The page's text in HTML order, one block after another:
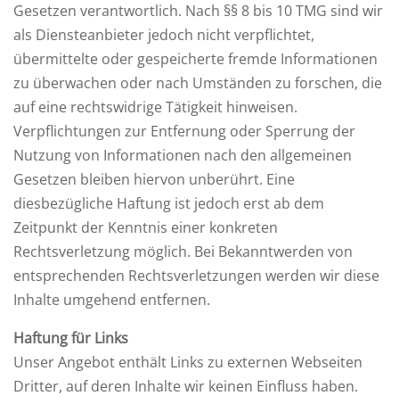
Gesetzen verantwortlich. Nach §§ 8 bis 10 TMG sind wir
als Diensteanbieter jedoch nicht verpflichtet,
übermittelte oder gespeicherte fremde Informationen
zu überwachen oder nach Umständen zu forschen, die
auf eine rechtswidrige Tätigkeit hinweisen.
Verpflichtungen zur Entfernung oder Sperrung der
Nutzung von Informationen nach den allgemeinen
Gesetzen bleiben hiervon unberührt. Eine
diesbezügliche Haftung ist jedoch erst ab dem
Zeitpunkt der Kenntnis einer konkreten
Rechtsverletzung möglich. Bei Bekanntwerden von
entsprechenden Rechtsverletzungen werden wir diese
Inhalte umgehend entfernen.
Haftung für Links
Unser Angebot enthält Links zu externen Webseiten
Dritter, auf deren Inhalte wir keinen Einfluss haben.